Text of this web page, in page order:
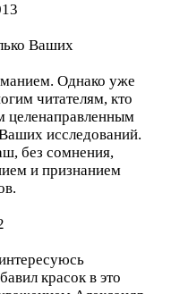
Ваших
Однако уже
читателям, кто
целенаправленным
исследований.
без сомнения,
и признанием
красок в это